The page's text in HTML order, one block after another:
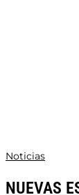
Noticias
NUEVAS